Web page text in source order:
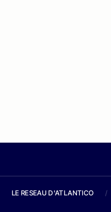
LE RESEAU D'ATLANTICO /